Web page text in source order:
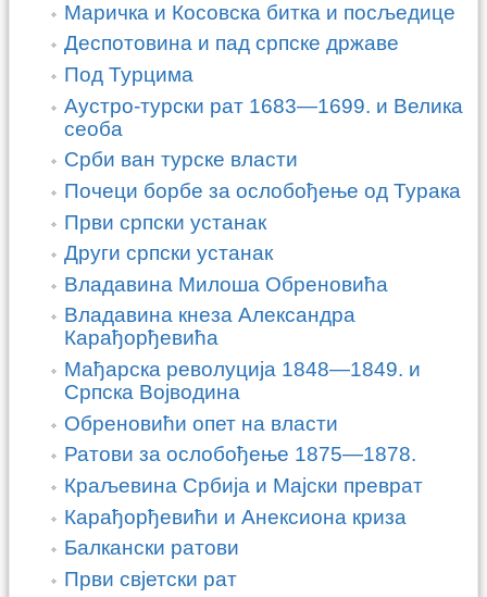
Маричка и Косовска битка и посљедице
Деспотовина и пад српске државе
Под Турцима
Аустро-турски рат 1683—1699. и Велика
сеоба
Срби ван турске власти
Почеци борбе за ослобођење од Турака
Први српски устанак
Други српски устанак
Владавина Милоша Обреновића
Владавина кнеза Александра
Карађорђевића
Мађарска револуција 1848—1849. и
Српска Војводина
Обреновићи опет на власти
Ратови за ослобођење 1875—1878.
Краљевина Србија и Мајски преврат
Карађорђевићи и Aнексиона криза
Балкански ратови
Први свјетски рат